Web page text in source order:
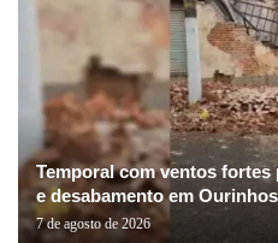
Temporal com ventos
e desabamento em
7 de agosto de 2026